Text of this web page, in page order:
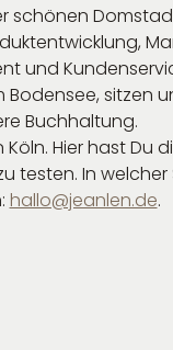
schönen
und
sitzen
Buchhaltung.
Hier hast Du
testen. In
hallo@jeanlen.de.